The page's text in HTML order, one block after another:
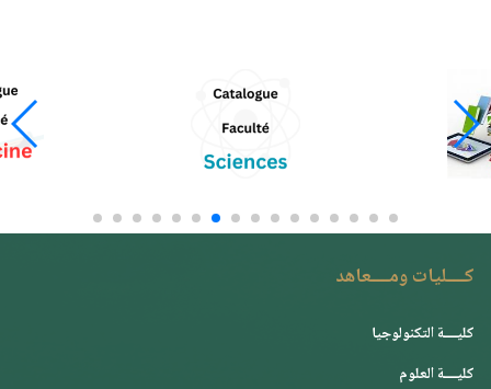
كــــليات ومــــعاهد
كليــــة التكنولوجيا
كليــــة العلوم